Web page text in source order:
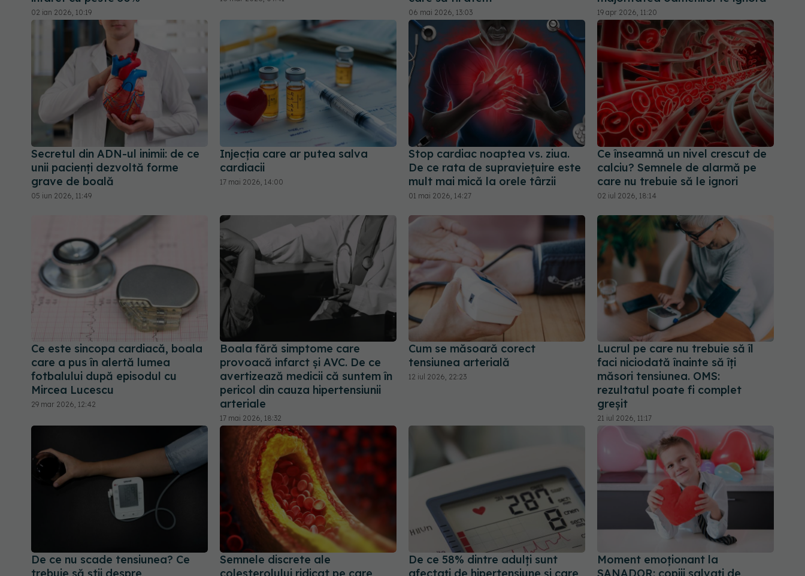
02 ian 2026, 10:19 06 mai 2026, 13:03 19 apr 2026, 11:20
Secretul din ADN-ul inimii: de ce
unii pacienți dezvoltă forme
grave de boală
05 iun 2026, 11:49
Injecția care ar putea salva
cardiacii
17 mai 2026, 14:00
Stop cardiac noaptea vs. ziua.
De ce rata de supraviețuire este
mult mai mică la orele târzii
01 mai 2026, 14:27
Ce înseamnă un nivel crescut de
calciu? Semnele de alarmă pe
care nu trebuie să le ignori
02 iul 2026, 18:14
Ce este sincopa cardiacă, boala
care a pus în alertă lumea
fotbalului după episodul cu
Mircea Lucescu
29 mar 2026, 12:42
Boala fără simptome care
provoacă infarct și AVC. De ce
avertizează medicii că suntem în
pericol din cauza hipertensiunii
arteriale
17 mai 2026, 18:32
Cum se măsoară corect
tensiunea arterială
12 iul 2026, 22:23
Lucrul pe care nu trebuie să îl
faci niciodată înainte să îți
măsori tensiunea. OMS:
rezultatul poate fi complet
greșit
21 iul 2026, 11:17
De ce nu scade tensiunea? Ce
trebuie să știi despre
Semnele discrete ale
colesterolului ridicat pe care
De ce 58% dintre adulți sunt
afectați de hipertensiune și care
Moment emoționant la
SANADOR: copiii salvați de